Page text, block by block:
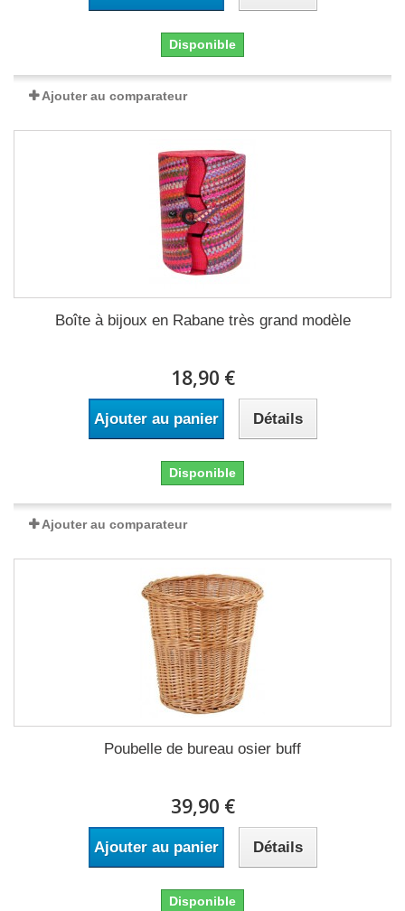
Disponible
Ajouter au comparateur
Boîte à bijoux en Rabane très grand modèle
18,90 €
Ajouter au panier Détails
Disponible
Ajouter au comparateur
Poubelle de bureau osier buff
39,90 €
Ajouter au panier Détails
Disponible